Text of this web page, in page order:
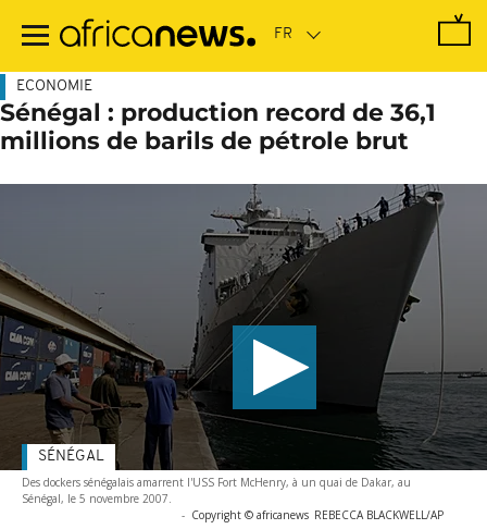
contenu
ECONOMIE
Sénégal : production record de 36,1
millions de barils de pétrole brut
Des dockers sénégalais amarrent l'USS Fort McHenry, à un quai de Dakar, au
Sénégal, le 5 novembre 2007.
- Copyright © africanews REBECCA BLACKWELL/AP
SÉNÉGAL